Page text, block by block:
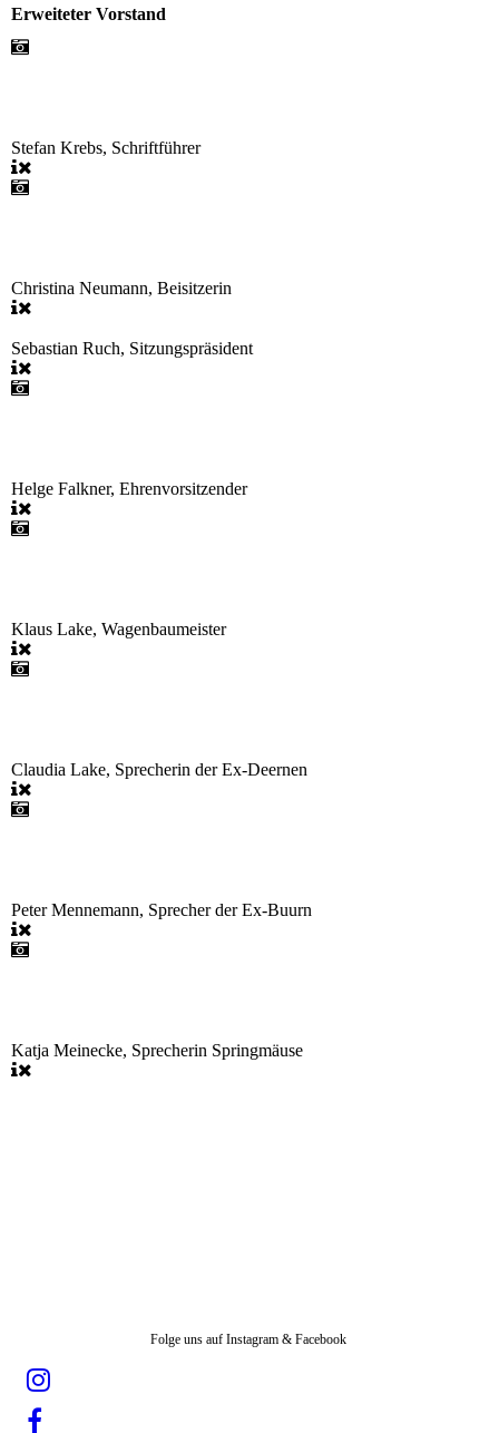
Erweiteter Vorstand
Stefan Krebs, Schriftführer
Christina Neumann, Beisitzerin
Sebastian Ruch, Sitzungspräsident
Helge Falkner, Ehrenvorsitzender
Klaus Lake, Wagenbaumeister
Claudia Lake, Sprecherin der Ex-Deernen
Peter Mennemann, Sprecher der Ex-Buurn
Katja Meinecke, Sprecherin Springmäuse
Folge uns auf Instagram & Facebook